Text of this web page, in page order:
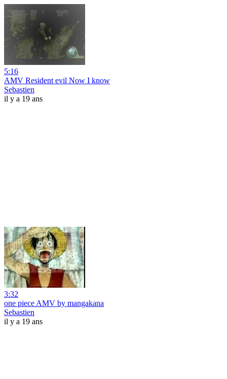
5:16
AMV Resident evil Now I know
Sebastien
il y a 19 ans
3:32
one piece AMV by mangakana
Sebastien
il y a 19 ans